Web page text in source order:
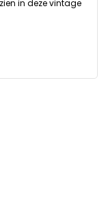
in deze vintage